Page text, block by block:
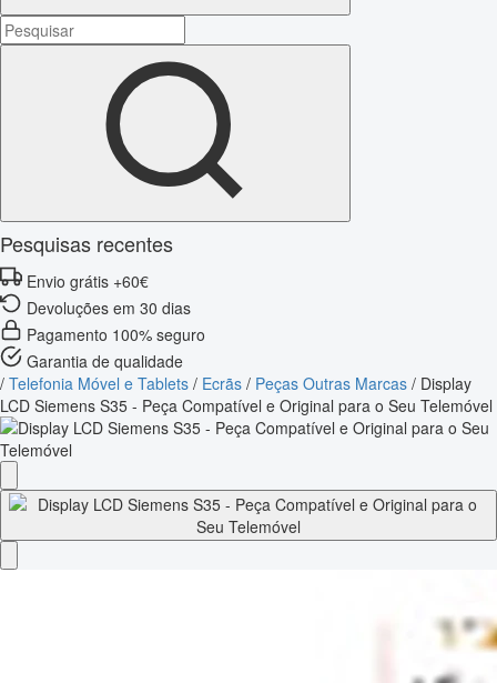
Pesquisas recentes
Envio grátis +60€
Devoluções em 30 dias
Pagamento 100% seguro
Garantia de qualidade
/ Telefonia Móvel e Tablets / Ecrãs / Peças Outras Marcas / Display
LCD Siemens S35 - Peça Compatível e Original para o Seu Telemóvel